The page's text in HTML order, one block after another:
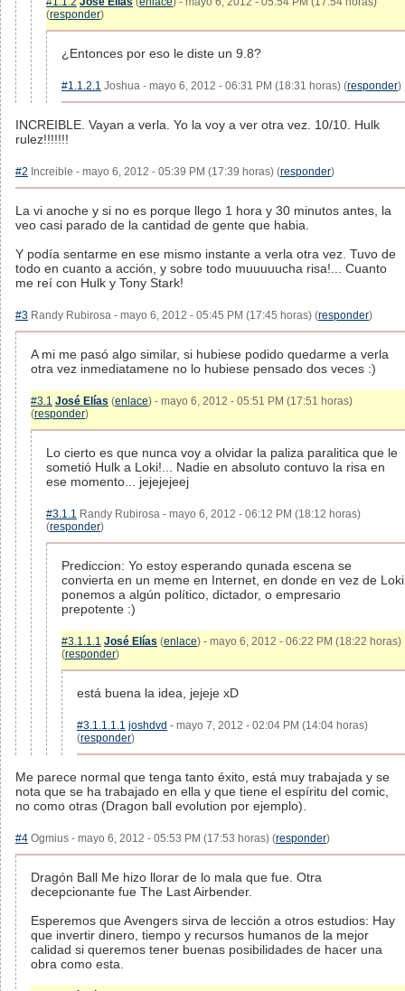
(responder)
¿Entonces por eso le diste un 9.8?
#1.1.2.1 Joshua - mayo 6, 2012 - 06:31 PM (18:31 horas) (responder)
INCREIBLE. Vayan a verla. Yo la voy a ver otra vez. 10/10. Hulk
rulez!!!!!!!
#2 Increible - mayo 6, 2012 - 05:39 PM (17:39 horas) (responder)
La vi anoche y si no es porque llego 1 hora y 30 minutos antes, la
veo casi parado de la cantidad de gente que habia.
Y podía sentarme en ese mismo instante a verla otra vez. Tuvo de
todo en cuanto a acción, y sobre todo muuuuucha risa!... Cuanto
me reí con Hulk y Tony Stark!
#3 Randy Rubirosa - mayo 6, 2012 - 05:45 PM (17:45 horas) (responder)
A mi me pasó algo similar, si hubiese podido quedarme a verla
otra vez inmediatamene no lo hubiese pensado dos veces :)
#3.1 José Elías (enlace) - mayo 6, 2012 - 05:51 PM (17:51 horas)
(responder)
Lo cierto es que nunca voy a olvidar la paliza paralitica que le
sometió Hulk a Loki!... Nadie en absoluto contuvo la risa en
ese momento... jejejejeej
#3.1.1 Randy Rubirosa - mayo 6, 2012 - 06:12 PM (18:12 horas)
(responder)
Prediccion: Yo estoy esperando qunada escena se
convierta en un meme en Internet, en donde en vez de Loki
ponemos a algún político, dictador, o empresario
prepotente :)
#3.1.1.1 José Elías (enlace) - mayo 6, 2012 - 06:22 PM (18:22 horas)
(responder)
está buena la idea, jejeje xD
#3.1.1.1.1 joshdvd - mayo 7, 2012 - 02:04 PM (14:04 horas)
(responder)
Me parece normal que tenga tanto éxito, está muy trabajada y se
nota que se ha trabajado en ella y que tiene el espíritu del comic,
no como otras (Dragon ball evolution por ejemplo).
#4 Ogmius - mayo 6, 2012 - 05:53 PM (17:53 horas) (responder)
Dragón Ball Me hizo llorar de lo mala que fue. Otra
decepcionante fue The Last Airbender.
Esperemos que Avengers sirva de lección a otros estudios: Hay
que invertir dinero, tiempo y recursos humanos de la mejor
calidad si queremos tener buenas posibilidades de hacer una
obra como esta.